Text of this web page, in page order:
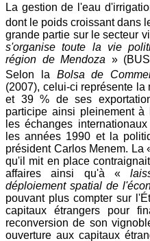
La gestion de l'eau
dont le poids croissant dans
grande partie sur le secteur
s'organise toute la vie
région de Mendoza »
Selon la Bolsa de
(2007), celui-ci représente
et 39 % de ses
participe ainsi pleinement
les échanges
les années 1990 et la
président Carlos Menem. La
qu'il mit en place
affaires ainsi qu'à «
déploiement spatial de
pouvant plus compter sur
capitaux étrangers pour
reconversion de son
ouverture aux capitaux